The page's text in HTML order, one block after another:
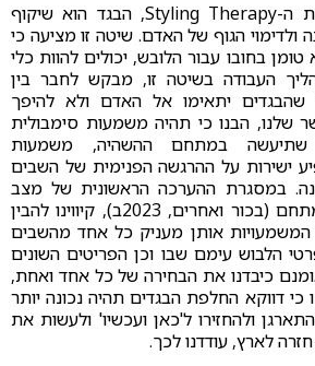
כך למשל, על פי שיטת ה-Styling Therapy, הבגד הוא שיקוף
ולדימוי הגוף של האדם. שיטה זו מציעה כי
בחובו עבור הלובש, יכולים להוות כלי
העבודה בשיטה זו, מבקש לחבר בין
שהבגדים יתאימו אל האדם ולא להיפך
2019). בהקשר שלנו, הבנו כי תהיה משמעות סימבולית
שתיעשה במתחם ההשהיה, משמעות
ישירות על ההרגשה הפנימית של השבים
במסגרת ההערכה הראשונית של מצב
השבים אשר נערכה במתחם (בכור ואחרים, 2023ב), קיווינו להבין
אותן מעניק כל אחד מהשבים
הלבוש עימם שבו וכן הפריטים השונים
כיבדנו את הבחירה של כל אחד ואחת,
דווקא החלפת הבגדים תהיה נכונה יותר
ולהחזירו ל'כאן ועכשיו' ולעשות את
לארץ, עודדנו לכך.